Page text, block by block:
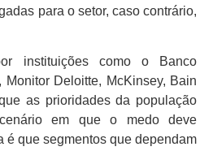
para o setor, caso contrário,
instituições como o Banco
Deloitte, McKinsey, Bain
as prioridades da população
em que o medo deve
é que segmentos que dependam